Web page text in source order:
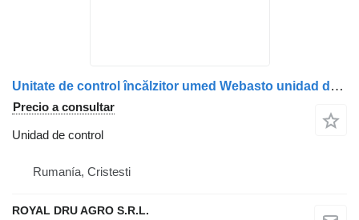
Unitate de control încălzitor umed Webasto unidad de control para Scania 12V 1500-24V 896 0 camión
Precio a consultar
Unidad de control
Rumanía, Cristesti
ROYAL DRU AGRO S.R.L.